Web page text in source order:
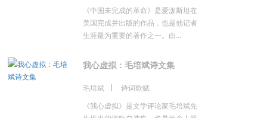
《中国未完成的革命》是爱泼斯坦在
美国完成并出版的作品，也是他记者
生涯最为重要的著作之一。由...
我心虚拟：毛培斌诗文集
毛培斌
诗词歌赋
《我心虚拟》是文学评论家毛培斌先